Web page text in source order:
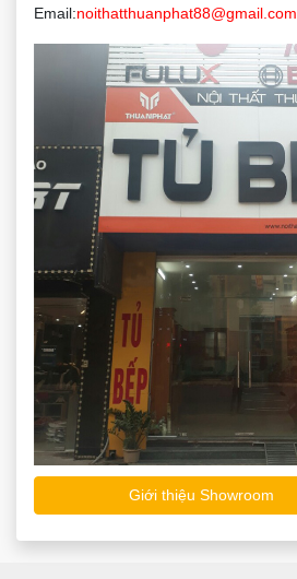
Email:noithatthuanphat88@gmail.com
Giới thiệu Showroom